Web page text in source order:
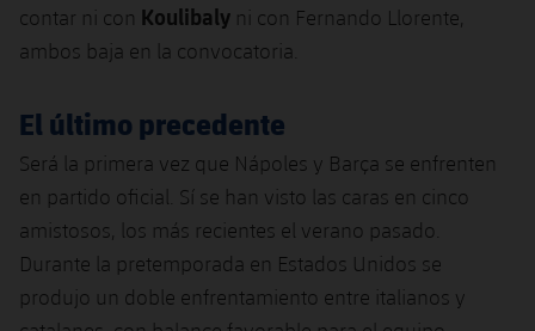
contar ni con Koulibaly ni con Fernando Llorente,
ambos baja en la convocatoria.
El último precedente
Será la primera vez que Nápoles y Barça se enfrenten
en partido oficial. Sí se han visto las caras en cinco
amistosos, los más recientes el verano pasado.
Durante la pretemporada en Estados Unidos se
produjo un doble enfrentamiento entre italianos y